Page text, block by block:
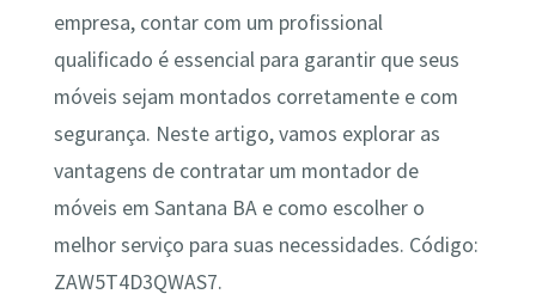
empresa, contar com um profissional
qualificado é essencial para garantir que seus
móveis sejam montados corretamente e com
segurança. Neste artigo, vamos explorar as
vantagens de contratar um montador de
móveis em Santana BA e como escolher o
melhor serviço para suas necessidades. Código:
ZAW5T4D3QWAS7.